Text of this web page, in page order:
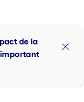
de la